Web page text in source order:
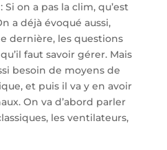
on a pas la clim, qu’est
a déjà évoqué aussi,
dernière, les questions
faut savoir gérer. Mais
besoin de moyens de
et puis il va y en avoir
On va d’abord parler
les ventilateurs,